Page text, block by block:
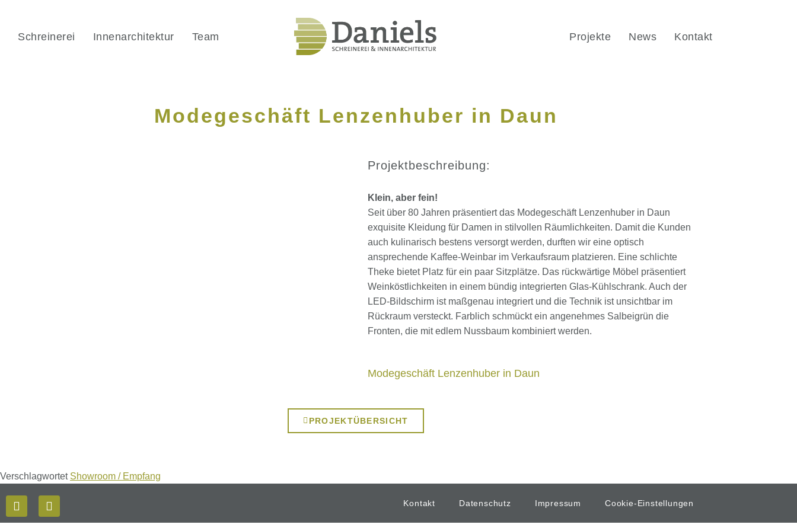
Schreinerei Innenarchitektur Team Projekte News Kontakt
Modegeschäft Lenzenhuber in Daun
Projektbeschreibung:
Klein, aber fein!
Seit über 80 Jahren präsentiert das Modegeschäft Lenzenhuber in Daun
exquisite Kleidung für Damen in stilvollen Räumlichkeiten. Damit die Kunden
auch kulinarisch bestens versorgt werden, durften wir eine optisch
ansprechende Kaffee-Weinbar im Verkaufsraum platzieren. Eine schlichte
Theke bietet Platz für ein paar Sitzplätze. Das rückwärtige Möbel präsentiert
Weinköstlichkeiten in einem bündig integrierten Glas-Kühlschrank. Auch der
LED-Bildschirm ist maßgenau integriert und die Technik ist unsichtbar im
Rückraum versteckt. Farblich schmückt ein angenehmes Salbeigrün die
Fronten, die mit edlem Nussbaum kombiniert werden.
Modegeschäft Lenzenhuber in Daun
PROJEKTÜBERSICHT
Verschlagwortet Showroom / Empfang
Kontakt Datenschutz Impressum Cookie-Einstellungen